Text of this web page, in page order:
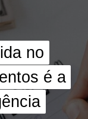
no
é a
no
é a